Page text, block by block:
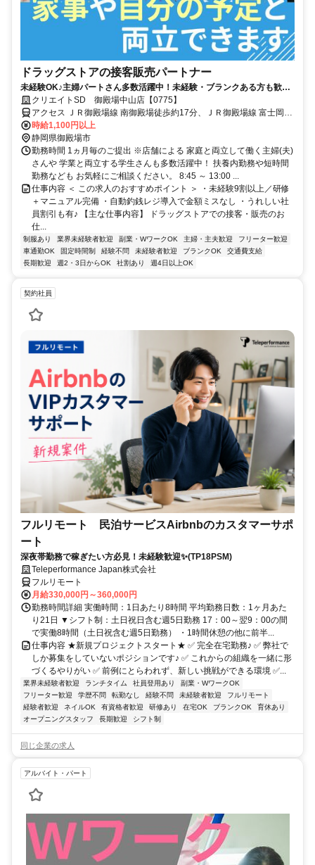
ドラッグストアの接客販売パートナー
未経験OK♪主婦パートさん多数活躍中！未経験・ブランクある方も歓
迎！自動釣銭レジ有で安心◎嬉しい社員割引あり
クリエイトSD 御殿場中山店【0775】
アクセス ＪＲ御殿場線 南御殿場徒歩約17分、ＪＲ御殿場線 富士岡徒
歩約19分、ＪＲ御殿場線 御殿場富士山口徒歩約55分
時給1,100円以上
静岡県御殿場市
勤務時間 1ヵ月毎のご提出 ※店舗による 家庭と両立して働く主婦(夫)
さんや 学業と両立する学生さんも多数活躍中！ 扶養内勤務や短時間
勤務なども お気軽にご相談ください。 8:45 ～ 13:00 ...
仕事内容 ＜ この求人のおすすめポイント ＞ ・未経験9割以上／研修
＋マニュアル完備 ・自動釣銭レジ導入で金額ミスなし ・うれしい社
員割引も有♪ 【主な仕事内容】 ドラッグストアでの接客・販売のお
仕...
制服あり 業界未経験者歓迎 副業・WワークOK 主婦・主夫歓迎
フリーター歓迎
車通勤OK
固定時間制 経験不問 未経験者歓迎 ブランクOK
交通費支給
長期歓迎
週2・3日からOK 社割あり 週4日以上OK
契約社員
フルリモート 民泊サービスAirbnbのカスタマーサポ
ート
深夜帯勤務で稼ぎたい方必見！未経験歓迎✨(TP18PSM)
Teleperformance Japan株式会社
フルリモート
月給330,000円～360,000円
勤務時間詳細 実働時間：1日あたり8時間 平均勤務日数：1ヶ月あた
り21日 ▼シフト制：土日祝日含む週5日勤務 17：00～翌9：00の間
で実働8時間（土日祝含む週5日勤務） ・1時間休憩の他に前半...
仕事内容 ★新規プロジェクトスタート★ ✅ 完全在宅勤務♪ ✅ 弊社で
しか募集をしていないポジションです♪ ✅ これからの組織を一緒に形
づくるやりがい ✅ 前例にとらわれず、新しい挑戦ができる環境 ✅...
業界未経験者歓迎 ランチタイム 社員登用あり
副業・WワークOK
フリーター歓迎
学歴不問 転勤なし 経験不問 未経験者歓迎
フルリモート
経験者歓迎
ネイルOK 有資格者歓迎 研修あり 在宅OK ブランクOK
育休あり
オープニングスタッフ
長期歓迎 シフト制
同じ企業の求人
アルバイト・パート